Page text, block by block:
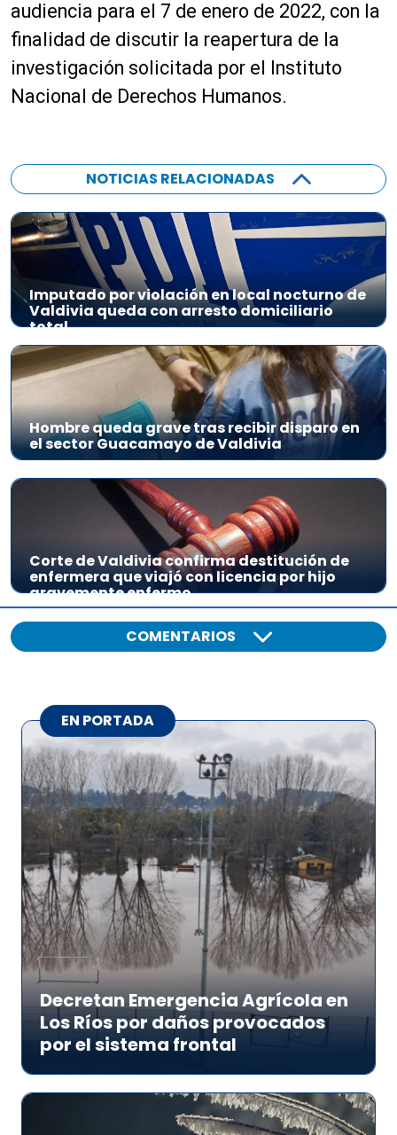
r
o
d
u
c
d
a
u
d
i
audiencia para el 7 de enero de 2022, con la
finalidad de discutir la reapertura de la
investigación solicitada por el Instituto
Nacional de Derechos Humanos.
NOTICIAS RELACIONADAS
Imputado por violación en local nocturno de
Valdivia queda con arresto domiciliario
total
Hombre queda grave tras recibir disparo en
el sector Guacamayo de Valdivia
Corte de Valdivia confirma destitución de
enfermera que viajó con licencia por hijo
gravemente enfermo
COMENTARIOS
EN PORTADA
Decretan Emergencia Agrícola en
Los Ríos por daños provocados
por el sistema frontal